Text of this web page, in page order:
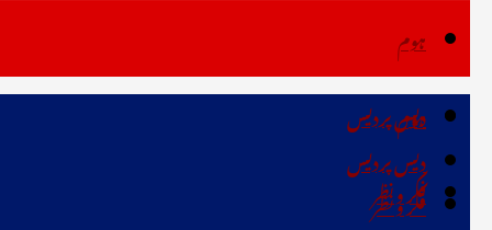
ہوم
دیس پردیس
فکر ونظر
ہوم
دیس پردیس
فکر ونظر